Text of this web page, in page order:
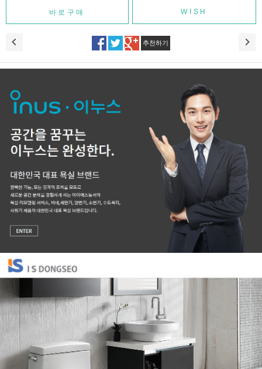
WISH
추천하기